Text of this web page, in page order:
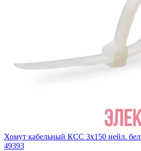
Хомут кабельный КСС 3х150 нейл.
49393